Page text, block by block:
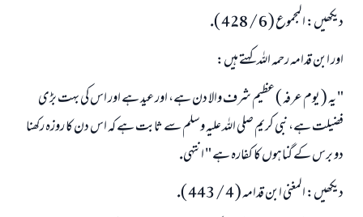
ديكھيں: المجموع ( 6 / 428 ).
اور ابن قدامہ رحمہ اللہ كہتے ہيں:
" يہ ( يوم عرفہ ) عظيم شرف والا دن ہے، اور عيد ہے اور اس كى بہت بڑى
فضيلت ہے، نبى كريم صلى اللہ عليہ وسلم سے ثابت ہے كہ اس دن كا روزہ ركھنا
دو برس كے گناہوں كا كفارہ ہے " انتہى.
ديكھيں: المغنى ابن قدامہ ( 4 / 443 ).